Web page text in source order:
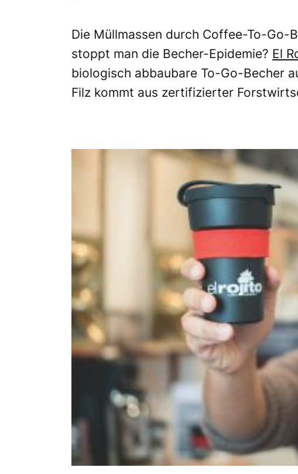
Die Müllmassen durch Coffee-To-Go-
stoppt man die Becher-Epidemie? El
biologisch abbaubare To-Go-Becher
Filz kommt aus zertifizierter